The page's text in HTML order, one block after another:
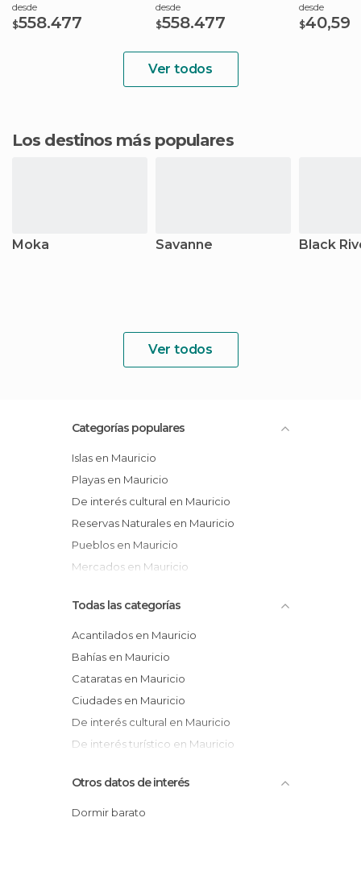
desde
$558.477
desde
$558.477
desde
$40,59
Ver todos
Los destinos más populares
Moka Savanne Black
Ver todos
Categorías populares
Islas en Mauricio
Playas en Mauricio
De interés cultural en Mauricio
Reservas Naturales en Mauricio
Pueblos en Mauricio
Mercados en Mauricio
Todas las categorías
Acantilados en Mauricio
Bahías en Mauricio
Cataratas en Mauricio
Ciudades en Mauricio
De interés cultural en Mauricio
De interés turístico en Mauricio
Islas en Mauricio
Jardines en Mauricio
Otros datos de interés
Dormir barato